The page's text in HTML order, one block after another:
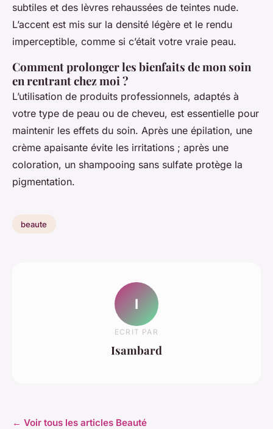
subtiles et des lèvres rehaussées de teintes nude.
L’accent est mis sur la densité légère et le rendu
imperceptible, comme si c’était votre vraie peau.
Comment prolonger les bienfaits de mon soin
en rentrant chez moi ?
L’utilisation de produits professionnels, adaptés à
votre type de peau ou de cheveu, est essentielle pour
maintenir les effets du soin. Après une épilation, une
crème apaisante évite les irritations ; après une
coloration, un shampooing sans sulfate protège la
pigmentation.
beaute
I
ECRIT PAR
Isambard
← Voir tous les articles Beauté